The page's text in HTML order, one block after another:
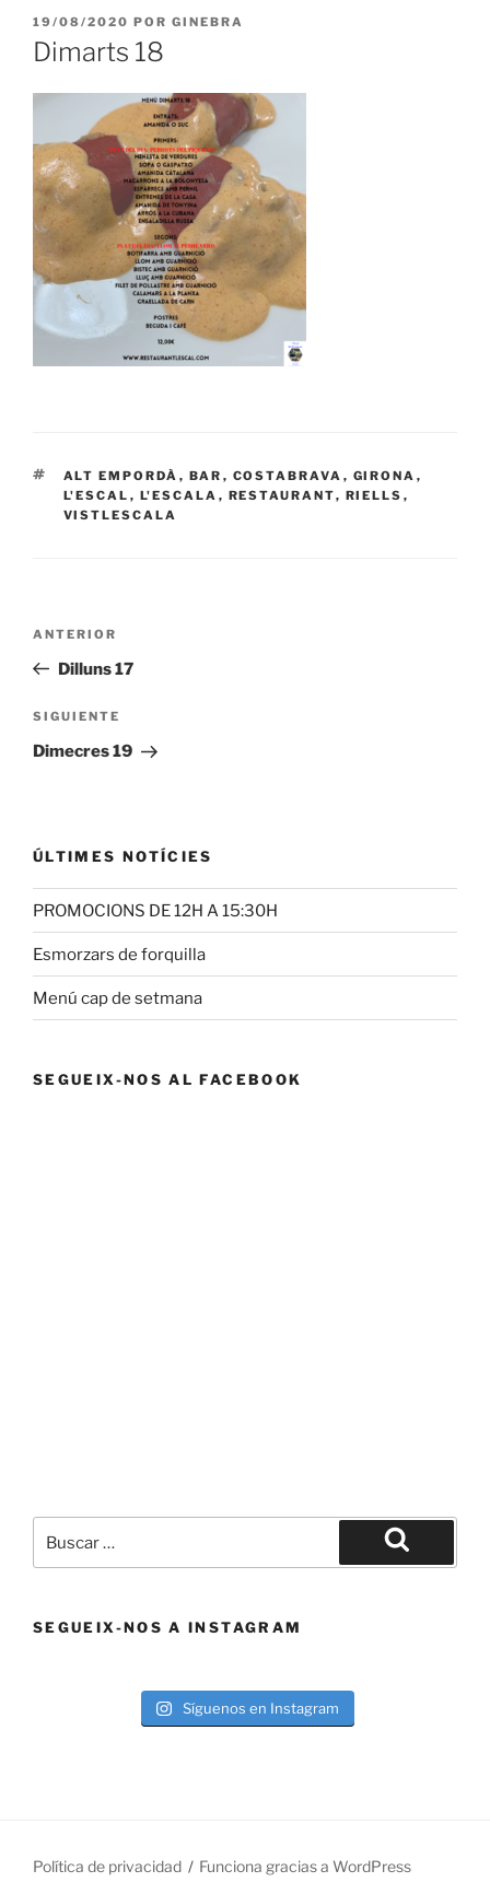
PUBLICADO
EL
19/08/2020 POR GINEBRA
Dimarts 18
ETIQUETAS
ALT EMPORDÀ , BAR , COSTABRAVA , GIRONA ,
L'ESCAL , L'ESCALA , RESTAURANT, RIELLS ,
VISTLESCALA
Navegación
entradas
Entrada
anterior:
ANTERIOR
Dilluns 17
Siguiente
entrada
SIGUIENTE
Dimecres 19
ÚLTIMES NOTÍCIES
PROMOCIONS DE 12H A 15:30H
Esmorzars de forquilla
Menú cap de setmana
SEGUEIX-NOS AL FACEBOOK
por:
Buscar
SEGUEIX-NOS A INSTAGRAM
Síguenos en Instagram
Política de privacidad Funciona gracias a WordPress